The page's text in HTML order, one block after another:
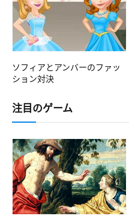
ソフィアとアンバーのファッ
ション対決
注目のゲーム